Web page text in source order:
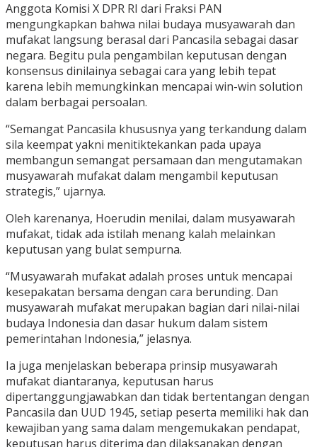
Anggota Komisi X DPR RI dari Fraksi PAN
mengungkapkan bahwa nilai budaya musyawarah dan
mufakat langsung berasal dari Pancasila sebagai dasar
negara. Begitu pula pengambilan keputusan dengan
konsensus dinilainya sebagai cara yang lebih tepat
karena lebih memungkinkan mencapai win-win solution
dalam berbagai persoalan.
“Semangat Pancasila khususnya yang terkandung dalam
sila keempat yakni menitiktekankan pada upaya
membangun semangat persamaan dan mengutamakan
musyawarah mufakat dalam mengambil keputusan
strategis,” ujarnya.
Oleh karenanya, Hoerudin menilai, dalam musyawarah
mufakat, tidak ada istilah menang kalah melainkan
keputusan yang bulat sempurna.
“Musyawarah mufakat adalah proses untuk mencapai
kesepakatan bersama dengan cara berunding. Dan
musyawarah mufakat merupakan bagian dari nilai-nilai
budaya Indonesia dan dasar hukum dalam sistem
pemerintahan Indonesia,” jelasnya.
Ia juga menjelaskan beberapa prinsip musyawarah
mufakat diantaranya, keputusan harus
dipertanggungjawabkan dan tidak bertentangan dengan
Pancasila dan UUD 1945, setiap peserta memiliki hak dan
kewajiban yang sama dalam mengemukakan pendapat,
keputusan harus diterima dan dilaksanakan dengan